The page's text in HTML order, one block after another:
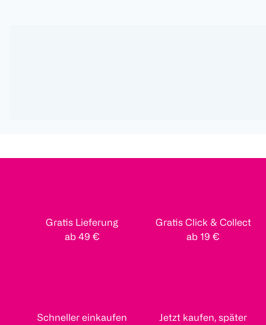
Gratis Lieferung
ab 49 €
Gratis Click & Collect
ab 19 €
Schneller einkaufen
Jetzt kaufen, später